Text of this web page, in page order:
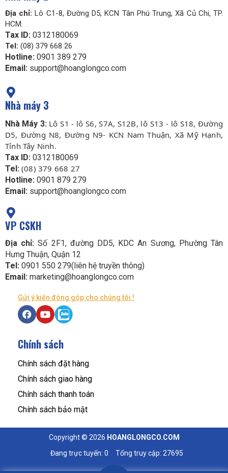
Địa chỉ: Lô C1-8, Đường D5, KCN Tân Phú Trung, Xã Củ Chi, TP.
HCM.
Tax ID: 0312180069
Tel: (08) 379 668 26
Hotline: 0901 389 279
Email: support@hoanglongco.com
Nhà máy 3
Nhà Máy 3: Lô S1 - lô S6, S7A, S12B, lô S13 - lô S18, Đường
D5, Đường N8, Đường N9- KCN Nam Thuận, Xã Mỹ Hạnh,
Tỉnh Tây Ninh.
Tax ID: 0312180069
Tel: (08) 379 668 27
Hotline: 0901 879 279
Email: support@hoanglongco.com
VP CSKH
Địa chỉ: Số 2F1, đường DD5, KDC An Sương, Phường Tân
Hưng Thuận, Quận 12
Tel: 0901 550 279(liên hệ truyền thông)
Email: marketing@hoanglongco.com
Gửi ý kiến đóng góp cho chúng tôi !
Chính sách
Chính sách đặt hàng
Chính sách giao hàng
Chính sách thanh toán
Chính sách bảo mật
Copyright © 2026 HOANGLONGCO.COM
Đang trực tuyến: 0
Tổng truy cập: 27695